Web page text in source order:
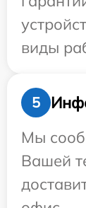
виды
5
Мы
Вашей